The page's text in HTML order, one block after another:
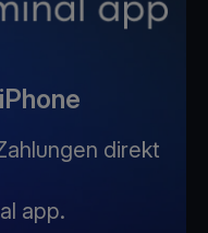
direkt
app.